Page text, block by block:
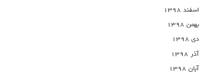
اسفند ۱۳۹۸
بهمن ۱۳۹۸
دی ۱۳۹۸
آذر ۱۳۹۸
آبان ۱۳۹۸